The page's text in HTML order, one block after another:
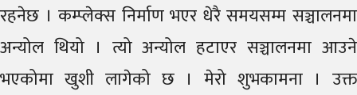
रहनेछ । कम्प्लेक्स निर्माण भएर धेरै समयसम्म सञ्चालनमा
अन्योल थियो । त्यो अन्योल हटाएर सञ्चालनमा आउने
भएकोमा खुशी लागेको छ । मेरो शुभकामना । उक्त